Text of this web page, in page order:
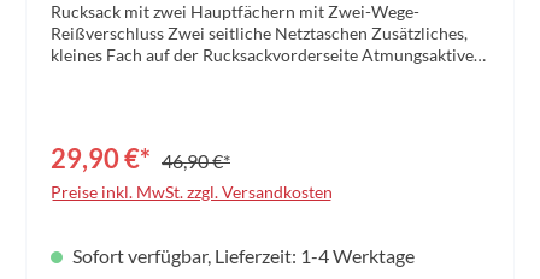
Rucksack mit zwei Hauptfächern mit Zwei-Wege-
Reißverschluss Zwei seitliche Netztaschen Zusätzliches,
kleines Fach auf der Rucksackvorderseite Atmungsaktive
29,90 €* 46,90 €*
Preise inkl. MwSt. zzgl. Versandkosten
Sofort verfügbar, Lieferzeit: 1-4 Werktage